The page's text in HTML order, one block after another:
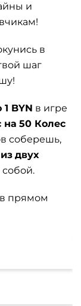
и
в
шаг
BYN в игре
на 50 Колес
соберешь,
двух
собой.
в прямом